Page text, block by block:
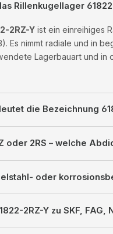
Rillenkugellager
2RZ-Y ist ein einreihiges
Es nimmt radiale und in
Lagerbauart und in
die Bezeichnung
oder 2RS – welche
oder
2RZ-Y zu SKF,